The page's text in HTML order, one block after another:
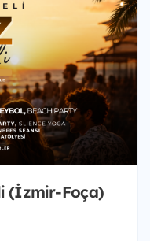
(İzmir-Foça)